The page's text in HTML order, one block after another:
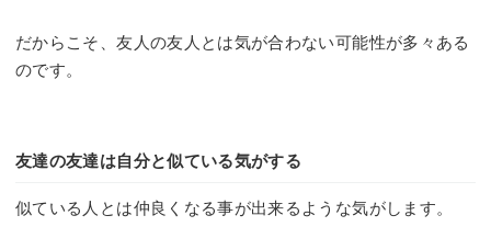
だからこそ、友人の友人とは気が合わない可能性が多々ある
のです。
友達の友達は自分と似ている気がする
似ている人とは仲良くなる事が出来るような気がします。